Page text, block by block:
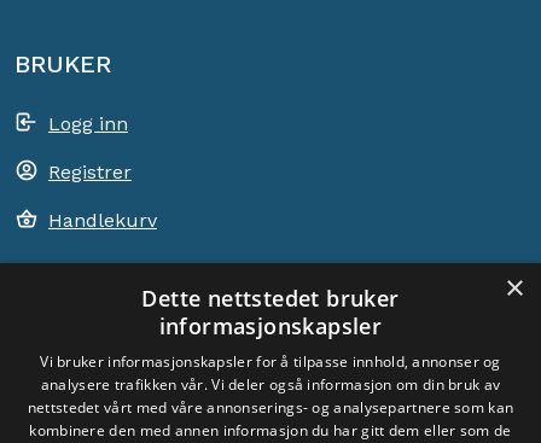
BRUKER
Logg inn
Registrer
Handlekurv
ACEM VERDEN OVER
VELG LAND
Dyade
×
Dette nettstedet bruker
informasjonskapsler
Vi bruker informasjonskapsler for å tilpasse innhold, annonser og
analysere trafikken vår. Vi deler også informasjon om din bruk av
nettstedet vårt med våre annonserings- og analysepartnere som kan
kombinere den med annen informasjon du har gitt dem eller som de